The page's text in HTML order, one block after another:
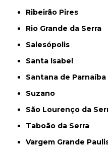
Ribeirão Pires
Rio Grande da Serra
Salesópolis
Santa Isabel
Santana de Parnaíba
Suzano
São Lourenço da
Taboão da Serra
Vargem Grande